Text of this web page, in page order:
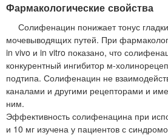
Фармакологические свойства
Солифенацин понижает тонус
мочевыводящих путей. При
in vivo и in vitro показано, что
конкурентный ингибитор м-
подтипа. Солифенацин не
каналами и другими рецепторами и
ним.
Эффективность солифенацина при
и 10 мг изучена у пациентов с